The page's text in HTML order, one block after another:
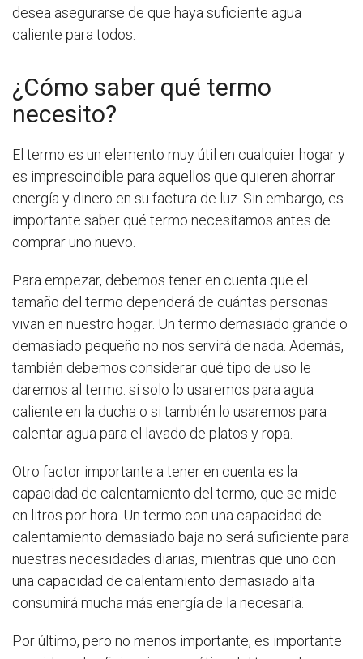
desea asegurarse de que haya suficiente agua
caliente para todos.
¿Cómo saber qué termo
necesito?
El termo es un elemento muy útil en cualquier hogar y
es imprescindible para aquellos que quieren ahorrar
energía y dinero en su factura de luz. Sin embargo, es
importante saber qué termo necesitamos antes de
comprar uno nuevo.
Para empezar, debemos tener en cuenta que el
tamaño del termo dependerá de cuántas personas
vivan en nuestro hogar. Un termo demasiado grande o
demasiado pequeño no nos servirá de nada. Además,
también debemos considerar qué tipo de uso le
daremos al termo: si solo lo usaremos para agua
caliente en la ducha o si también lo usaremos para
calentar agua para el lavado de platos y ropa.
Otro factor importante a tener en cuenta es la
capacidad de calentamiento del termo, que se mide
en litros por hora. Un termo con una capacidad de
calentamiento demasiado baja no será suficiente para
nuestras necesidades diarias, mientras que uno con
una capacidad de calentamiento demasiado alta
consumirá mucha más energía de la necesaria.
Por último, pero no menos importante, es importante